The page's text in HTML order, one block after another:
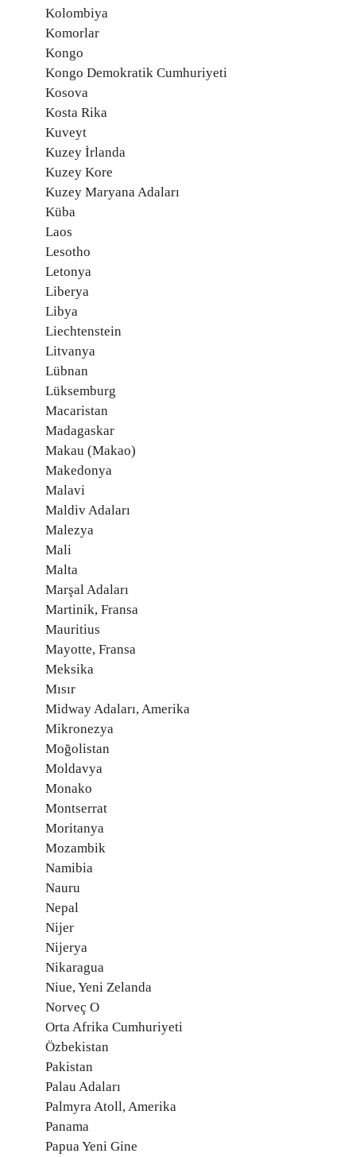
Kolombiya
Komorlar
Kongo
Kongo Demokratik Cumhuriyeti
Kosova
Kosta Rika
Kuveyt
Kuzey İrlanda
Kuzey Kore
Kuzey Maryana Adaları
Küba
Laos
Lesotho
Letonya
Liberya
Libya
Liechtenstein
Litvanya
Lübnan
Lüksemburg
Macaristan
Madagaskar
Makau (Makao)
Makedonya
Malavi
Maldiv Adaları
Malezya
Mali
Malta
Marşal Adaları
Martinik, Fransa
Mauritius
Mayotte, Fransa
Meksika
Mısır
Midway Adaları, Amerika
Mikronezya
Moğolistan
Moldavya
Monako
Montserrat
Moritanya
Mozambik
Namibia
Nauru
Nepal
Nijer
Nijerya
Nikaragua
Niue, Yeni Zelanda
Norveç O
Orta Afrika Cumhuriyeti
Özbekistan
Pakistan
Palau Adaları
Palmyra Atoll, Amerika
Panama
Papua Yeni Gine